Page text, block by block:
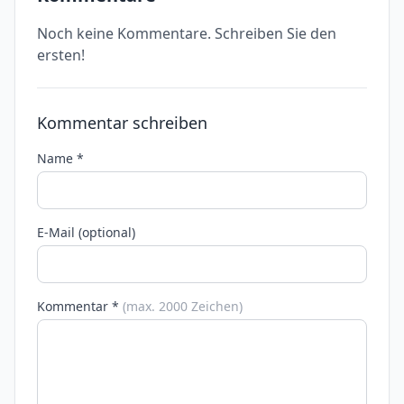
Noch keine Kommentare. Schreiben Sie den
ersten!
Kommentar schreiben
Name *
E-Mail (optional)
Kommentar * (max. 2000 Zeichen)